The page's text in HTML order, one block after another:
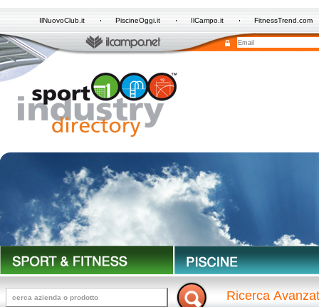
IlNuovoClub.it PiscineOggi.it IlCampo.it FitnessTrend.com
Ricerca